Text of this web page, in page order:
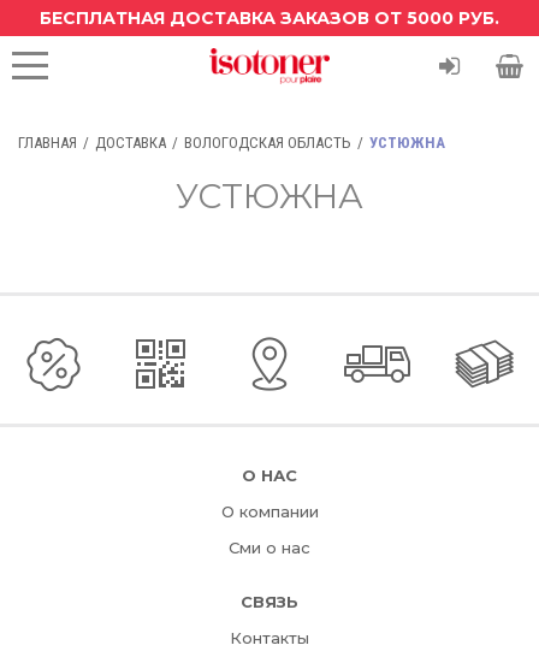
БЕСПЛАТНАЯ ДОСТАВКА ЗАКАЗОВ ОТ 5000 РУБ.
ГЛАВНАЯ ДОСТАВКА ВОЛОГОДСКАЯ ОБЛАСТЬ УСТЮЖНА
УСТЮЖНА
О НАС
О компании
Сми о нас
СВЯЗЬ
Контакты